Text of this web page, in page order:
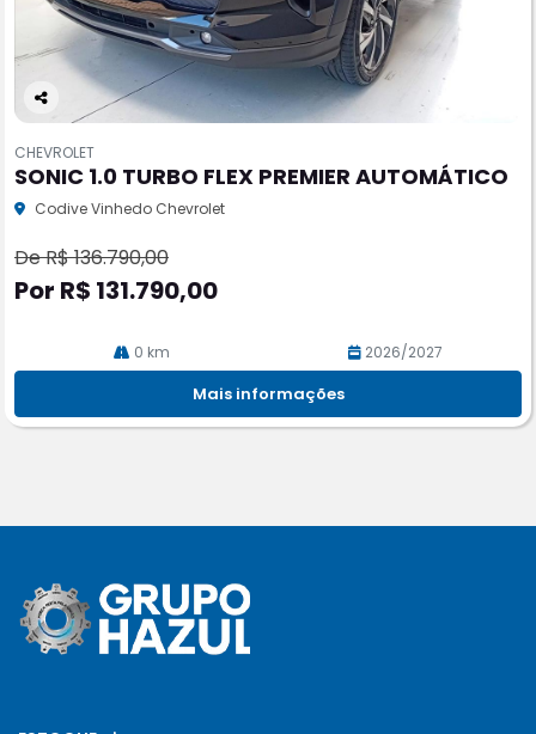
Co
pa
rtil
he
CHEVROLET
SONIC 1.0 TURBO FLEX PREMIER AUTOMÁTICO
Codive Vinhedo Chevrolet
De R$ 136.790,00
Por R$ 131.790,00
0 km 2026/2027
Mais informações